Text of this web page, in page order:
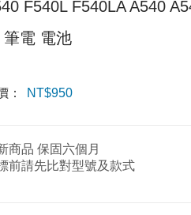
F540L F540LA A540
筆電 電池
： NT$950
商品 保固六個月
前請先比對型號及款式